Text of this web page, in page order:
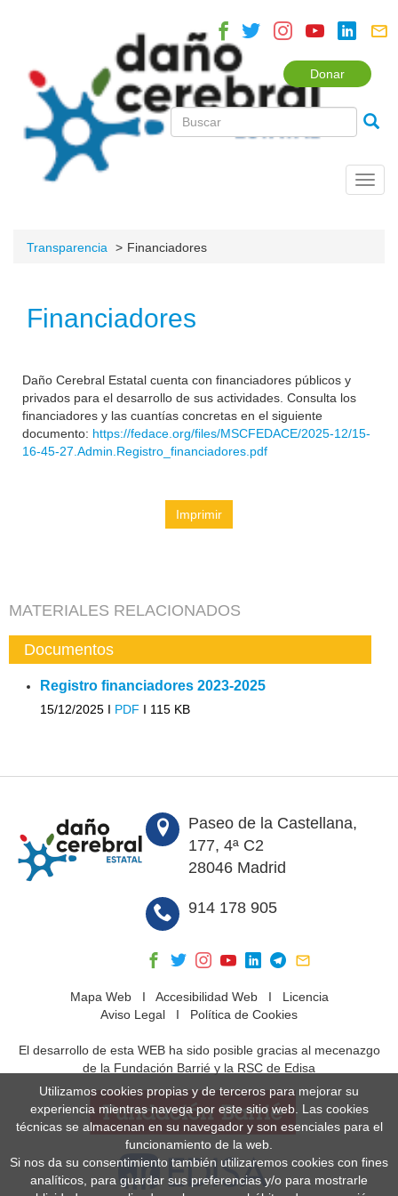
Donar
Transparencia Financiadores
Financiadores
Daño Cerebral Estatal cuenta con financiadores públicos y
privados para el desarrollo de sus actividades. Consulta los
financiadores y las cuantías concretas en el siguiente
documento: https://fedace.org/files/MSCFEDACE/2025-12/15-
16-45-27.Admin.Registro_financiadores.pdf
Imprimir
MATERIALES RELACIONADOS
Documentos
Registro financiadores 2023-2025
15/12/2025 I PDF I 115 KB
Paseo de la Castellana,
177, 4ª C2
28046 Madrid
914 178 905
Mapa WebI Accesibilidad WebI Licencia
Aviso Legal I Política de Cookies
El desarrollo de esta WEB ha sido posible gracias al mecenazgo
de la Fundación Barrié y la RSC de Edisa
Utilizamos cookies propias y de terceros para mejorar su
experiencia mientras navega por este sitio web. Las cookies
técnicas se almacenan en su navegador y son esenciales para el
funcionamiento de la web.
Si nos da su consentimiento también utilizaremos cookies con fines
analíticos, para guardar sus preferencias y/o para mostrarle